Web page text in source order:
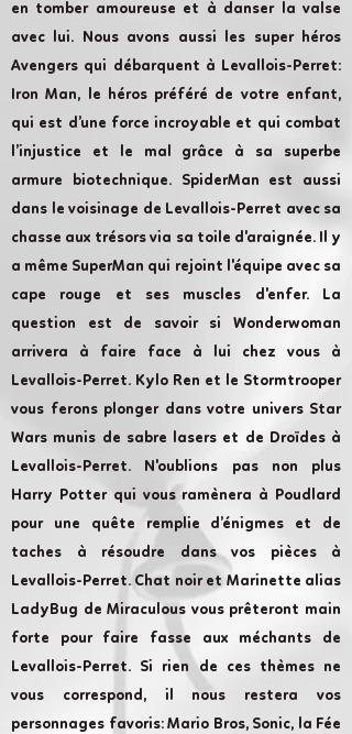
en tomber amoureuse et à danser la valse
avec lui. Nous avons aussi les super héros
Avengers qui débarquent à Levallois-Perret:
Iron Man, le héros préféré de votre enfant,
qui est d’une force incroyable et qui combat
l’injustice et le mal grâce à sa superbe
armure biotechnique. SpiderMan est aussi
dans le voisinage de Levallois-Perret avec sa
chasse aux trésors via sa toile d'araignée. Il y
a même SuperMan qui rejoint l'équipe avec sa
cape rouge et ses muscles d'enfer. La
question est de savoir si Wonderwoman
arrivera à faire face à lui chez vous à
Levallois-Perret. Kylo Ren et le Stormtrooper
vous ferons plonger dans votre univers Star
Wars munis de sabre lasers et de Droïdes à
Levallois-Perret. N'oublions pas non plus
Harry Potter qui vous ramènera à Poudlard
pour une quête remplie d’énigmes et de
taches à résoudre dans vos pièces à
Levallois-Perret. Chat noir et Marinette alias
LadyBug de Miraculous vous prêteront main
forte pour faire fasse aux méchants de
Levallois-Perret. Si rien de ces thèmes ne
vous correspond, il nous restera vos
personnages favoris: Mario Bros, Sonic, la Fée